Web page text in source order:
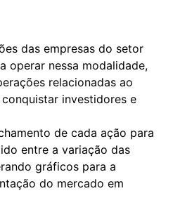
das empresas do setor
operar nessa modalidade,
relacionadas ao
investidores e
de cada ação para
entre a variação das
gráficos para a
do mercado em